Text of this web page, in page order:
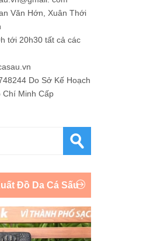
Văn Hớn, Xuân Thới
tới 20h30 tất cả các
Do Sở Kế Hoạch
Chí Minh Cấp
Đồ Da Cá Sấu